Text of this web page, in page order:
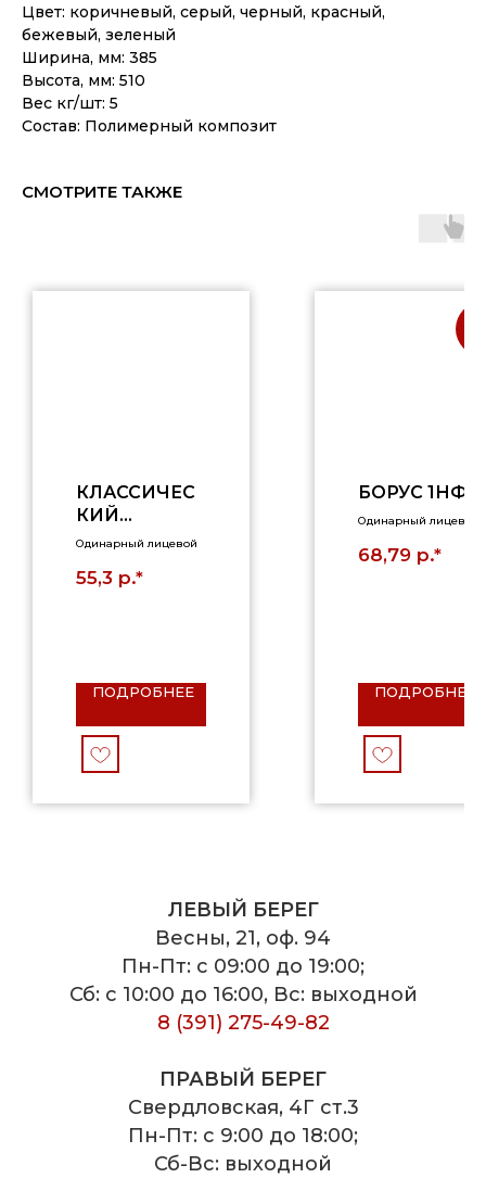
Цвет: коричневый, серый, черный, красный,
бежевый, зеленый
Ширина, мм: 385
Высота, мм: 510
Вес кг/шт: 5
Состав: Полимерный композит
СМОТРИТЕ ТАКЖЕ
КЛАССИЧЕС
КИЙ
КРАСНЫЙ,
ГЛАДКИЙ
Одинарный лицевой
55,3 р.*
ПОДРОБНЕЕ
БОРУС 1НФ
Одинарный лицевой
68,79 р.*
ПОДРОБНЕЕ
ЛЕВЫЙ БЕРЕГ
Весны, 21, оф. 94
Пн-Пт: с 09:00 до 19:00;
Сб: с 10:00 до 16:00, Вс: выходной
8 (391) 275-49-82
ПРАВЫЙ БЕРЕГ
Свердловская, 4Г ст.3
Пн-Пт: с 9:00 до 18:00;
Сб-Вс: выходной